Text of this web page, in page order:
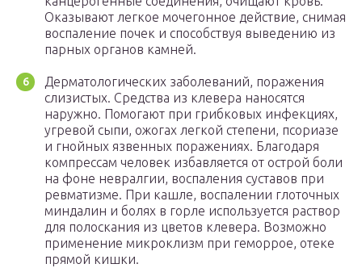
Оказывают легкое мочегонное действие, снимая
воспаление почек и способствуя выведению из
парных органов камней.
Дерматологических заболеваний, поражения
слизистых. Средства из клевера наносятся
наружно. Помогают при грибковых инфекциях,
угревой сыпи, ожогах легкой степени, псориазе
и гнойных язвенных поражениях. Благодаря
компрессам человек избавляется от острой боли
на фоне невралгии, воспаления суставов при
ревматизме. При кашле, воспалении глоточных
миндалин и болях в горле используется раствор
для полоскания из цветов клевера. Возможно
применение микроклизм при геморрое, отеке
прямой кишки.